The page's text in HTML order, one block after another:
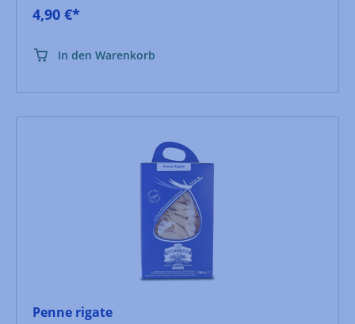
4,90 €*
In den Warenkorb
Penne rigate